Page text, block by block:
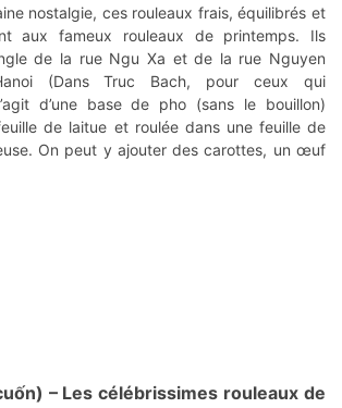
nostalgie, ces rouleaux frais, équilibrés et
aux fameux rouleaux de printemps. Ils
de la rue Ngu Xa et de la rue Nguyen
(Dans Truc Bach, pour ceux qui
d’une base de pho (sans le bouillon)
de laitue et roulée dans une feuille de
On peut y ajouter des carottes, un œuf
– Les célébrissimes rouleaux de